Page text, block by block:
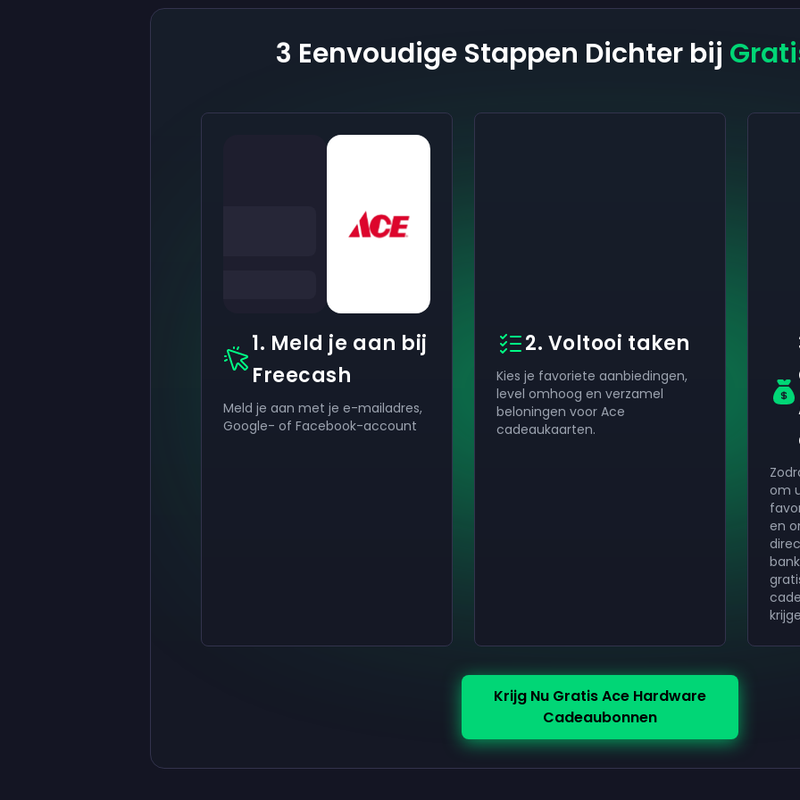
3 Eenvoudige Stappen Dichter bij
1. Meld je aan bij
Freecash
Meld je aan met je e-mailadres,
Google- of Facebook-account
2. Voltooi taken
Kies je favoriete aanbiedingen,
level omhoog en verzamel
beloningen voor Ace
cadeaukaarten.
om
en
Krijg Nu Gratis Ace Hardware
Cadeaubonnen